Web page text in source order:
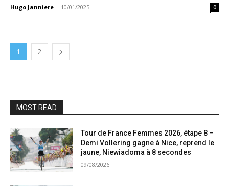
Hugo Janniere - 10/01/2025 0
1 2
MOST READ
Tour de France Femmes 2026, étape 8 –
Demi Vollering gagne à Nice, reprend le
jaune, Niewiadoma à 8 secondes
09/08/2026